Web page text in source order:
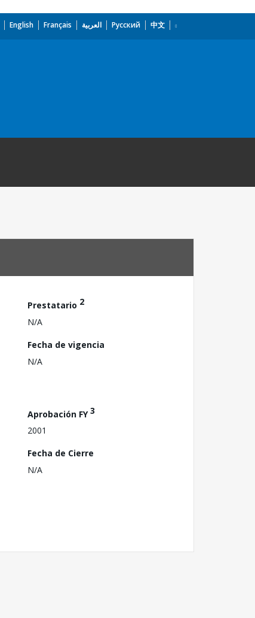
English Français العربية Русский 中文
Prestatario 2
N/A
Fecha de vigencia
N/A
Aprobación FY3
2001
Fecha de Cierre
N/A